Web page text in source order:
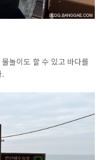
놀이도 할 수 있고 바다를
.